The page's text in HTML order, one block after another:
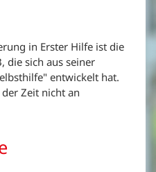
in Erster Hilfe ist die
die sich aus seiner
entwickelt hat.
Zeit nicht an